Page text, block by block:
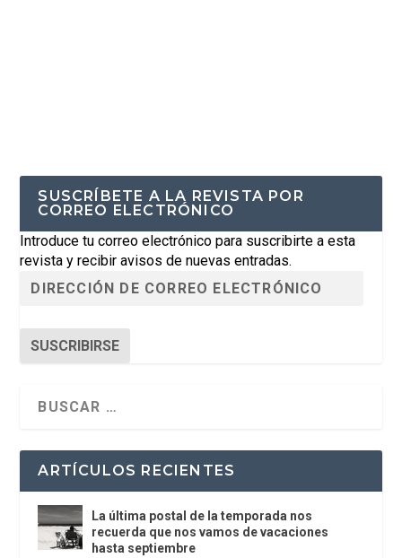
SUSCRÍBETE A LA REVISTA POR
CORREO ELECTRÓNICO
Introduce tu correo electrónico para suscribirte a esta
revista y recibir avisos de nuevas entradas.
SUSCRIBIRSE
ARTÍCULOS RECIENTES
La última postal de la temporada nos
recuerda que nos vamos de vacaciones
hasta septiembre